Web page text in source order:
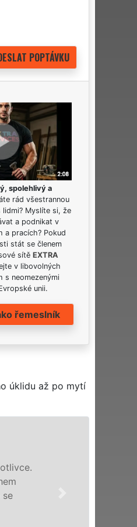
spolehlivý a
rád všestrannou
lidmi? Myslíte si, že
a podnikat v
a pracích? Pokud
stát se členem
sítěEXTRA
v libovolných
s neomezenými
unii.
řemeslník
úklidu až po mytí
EXTRA UKLÍZENÍ
úklidové služby NON-
pro všechny obchodní
v celém Pardubickém